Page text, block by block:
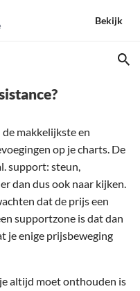
Bekijk
makkelijkste en
op je charts. De
support: steun,
dan dus ook naar kijken.
dat de prijs een
supportzone is dat dan
je enige prijsbeweging
altijd moet onthouden is